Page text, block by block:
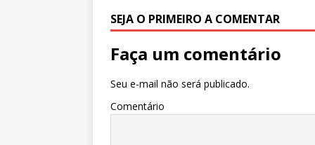
SEJA O PRIMEIRO A COMENTAR
Faça um comentário
Seu e-mail não será publicado.
Comentário